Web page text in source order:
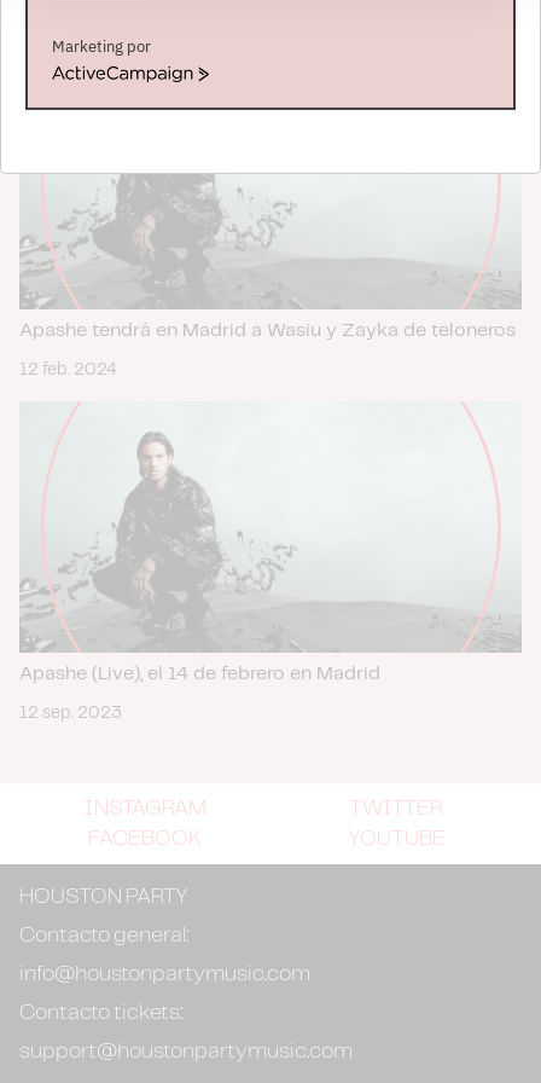
Las cookies de este sitio web se usan para personalizar
el contenido y los anuncios, ofrecer funciones de redes
web, quienes pueden combinarla con otra información
que les haya proporcionado o que hayan recopilado a
partir del uso que haya hecho de sus servicios.
Apashe tendrá en Madrid a Wasiu y Zayka de teloneros
12 feb. 2024
Apashe (Live), el 14 de febrero en Madrid
12 sep. 2023
INSTAGRAM
TWITTER
FACEBOOK
YOUTUBE
HOUSTON PARTY
Contacto general:
info@houstonpartymusic.com
Contacto tickets:
support@houstonpartymusic.com
Marketing por
ActiveCampaign